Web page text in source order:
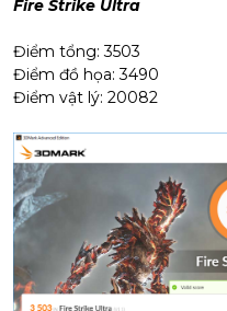
Fire Strike Ultra
Điểm tổng: 3503
Điểm đồ họa: 3490
Điểm vật lý: 20082